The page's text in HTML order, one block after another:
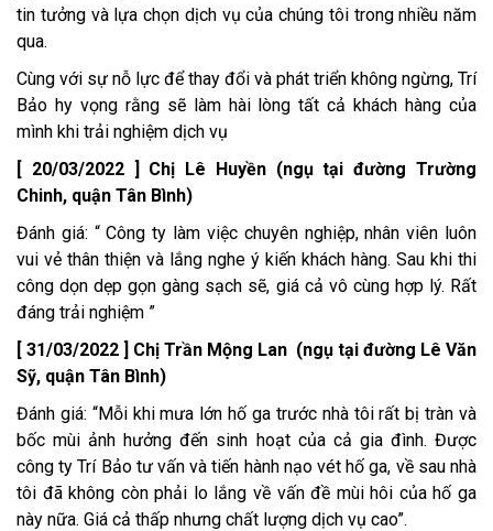
tin tưởng và lựa chọn dịch vụ của chúng tôi trong nhiều năm
qua.
Cùng với sự nỗ lực để thay đổi và phát triển không ngừng, Trí
Bảo hy vọng rằng sẽ làm hài lòng tất cả khách hàng của
mình khi trải nghiệm dịch vụ
[ 20/03/2022 ] Chị Lê Huyền (ngụ tại đường Trường
Chinh, quận Tân Bình)
Đánh giá: “ Công ty làm việc chuyên nghiệp, nhân viên luôn
vui vẻ thân thiện và lắng nghe ý kiến khách hàng. Sau khi thi
công dọn dẹp gọn gàng sạch sẽ, giá cả vô cùng hợp lý. Rất
đáng trải nghiệm ”
[ 31/03/2022 ] Chị Trần Mộng Lan (ngụ tại đường Lê Văn
Sỹ, quận Tân Bình)
Đánh giá: “Mỗi khi mưa lớn hố ga trước nhà tôi rất bị tràn và
bốc mùi ảnh hưởng đến sinh hoạt của cả gia đình. Được
công ty Trí Bảo tư vấn và tiến hành nạo vét hố ga, về sau nhà
tôi đã không còn phải lo lắng về vấn đề mùi hôi của hố ga
này nữa. Giá cả thấp nhưng chất lượng dịch vụ cao”.